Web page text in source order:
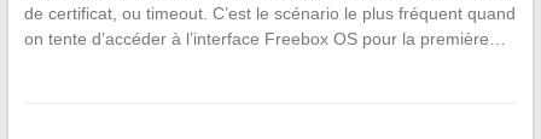
de certificat, ou timeout. C’est le scénario le plus fréquent quand
on tente d’accéder à l’interface Freebox OS pour la première…